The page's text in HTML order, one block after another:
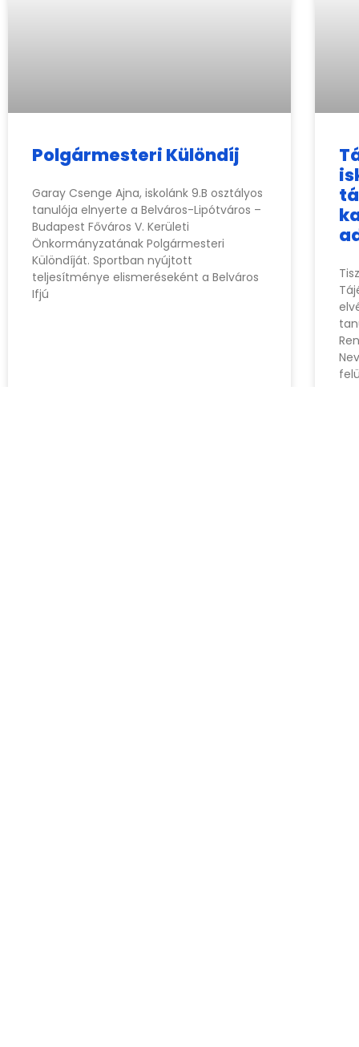
Polgármesteri Különdíj
Garay Csenge Ajna, iskolánk 9.B osztályos
tanulója elnyerte a Belváros-Lipótváros –
Budapest Főváros V. Kerületi
Önkormányzatának Polgármesteri
Különdíját. Sportban nyújtott
teljesítménye elismeréseként a Belváros
Ifjú